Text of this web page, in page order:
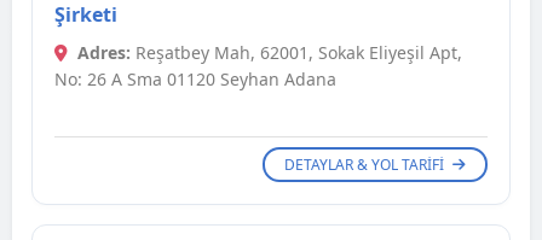
Şirketi
Adres: Reşatbey Mah, 62001, Sokak Eliyeşil Apt,
No: 26 A Sma 01120 Seyhan Adana
DETAYLAR & YOL TARIFI